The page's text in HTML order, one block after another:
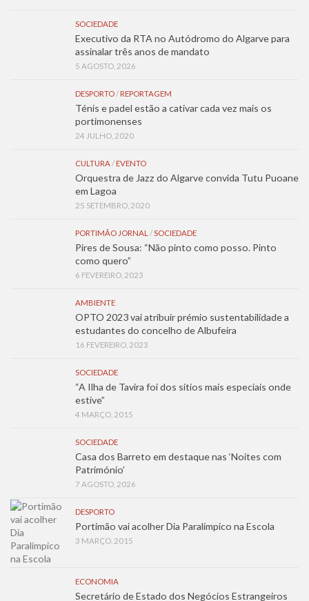
SOCIEDADE
Executivo da RTA no Autódromo do Algarve para
assinalar três anos de mandato
5 AGOSTO, 2026
DESPORTO/ REPORTAGEM
Ténis e padel estão a cativar cada vez mais os
portimonenses
24 JULHO, 2020
CULTURA/ EVENTO
Orquestra de Jazz do Algarve convida Tutu Puoane
em Lagoa
25 SETEMBRO, 2020
PORTIMÃO JORNAL /SOCIEDADE
Pires de Sousa: “Não pinto como posso. Pinto
como quero”
6 FEVEREIRO, 2023
AMBIENTE
OPTO 2023 vai atribuir prémio sustentabilidade a
estudantes do concelho de Albufeira
16 FEVEREIRO, 2023
SOCIEDADE
“A Ilha de Tavira foi dos sítios mais especiais onde
estive”
4 MARÇO, 2015
SOCIEDADE
Casa dos Barreto em destaque nas ‘Noites com
Património’
7 AGOSTO, 2026
DESPORTO
Portimão vai acolher Dia Paralímpico na Escola
3 MARÇO, 2015
ECONOMIA
Secretário de Estado dos Negócios Estrangeiros